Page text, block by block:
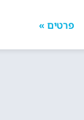
פרטים »